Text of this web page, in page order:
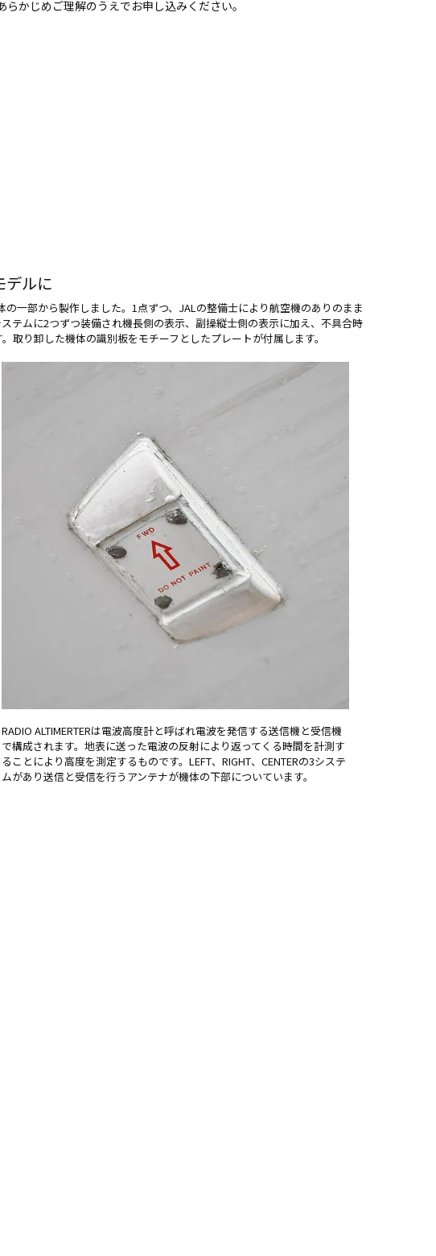
かじめご理解のうえでお申し込みください。
デルに
一部から製作しました。1点ずつ、JALの整備士により航空機のありのまま
テムに2つずつ装備され機長側の表示、副操縦士側の表示に加え、不具合時
り卸した機体の識別板をモチーフとしたプレートが付属します。
RADIO ALTIMERTERは電波高度計と呼ばれ電波を発信する送信機と受信機
で構成されます。地表に送った電波の反射により返ってくる時間を計測す
ることにより高度を測定するものです。LEFT、RIGHT、CENTERの3システ
ムがあり送信と受信を行うアンテナが機体の下部についています。